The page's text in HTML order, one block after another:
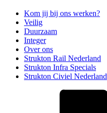
Kom jij bij ons werken?
Veilig
Duurzaam
Integer
Over ons
Strukton Rail Nederland
Strukton Infra Specials
Strukton Civiel Nederland